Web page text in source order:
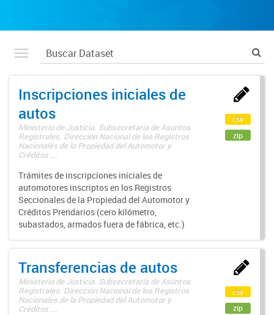
Inscripciones iniciales de
autos
Ministerio de Justicia. Subsecretaría de Asuntos
Registrales. Dirección Nacional de los Registros
Nacionales de la Propiedad del Automotor y
Créditos ...
Trámites de inscripciones iniciales de
automotores inscriptos en los Registros
Seccionales de la Propiedad del Automotor y
Créditos Prendarios (cero kilómetro,
subastados, armados fuera de fábrica, etc.)
csv
zip
Transferencias de autos
Ministerio de Justicia. Subsecretaría de Asuntos
Registrales. Dirección Nacional de los Registros
Nacionales de la Propiedad del Automotor y
Créditos ...
csv
zip